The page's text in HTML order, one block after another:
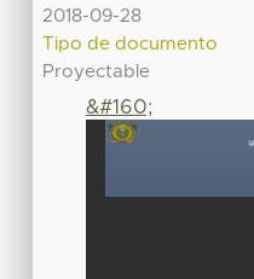
2018-09-28
Tipo de documento
Proyectable
&#160;